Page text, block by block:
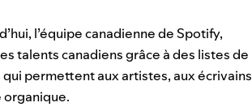
l’équipe canadienne de Spotify,
talents canadiens grâce à des listes de
permettent aux artistes, aux écrivains
organique.